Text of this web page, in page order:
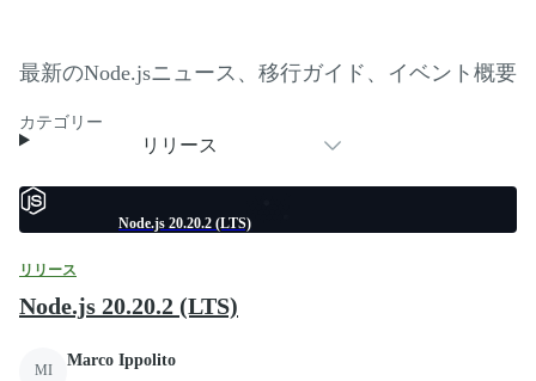
最新のNode.jsニュース、移行ガイド、イベント概要
カテゴリー
リリース
Node.js 20.20.2 (LTS)
リリース
Node.js 20.20.2 (LTS)
MI
Marco Ippolito